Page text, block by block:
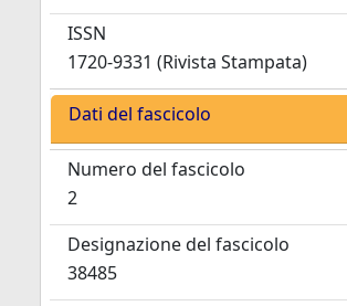
ISSN
1720-9331 (Rivista Stampata)
Dati del fascicolo
Numero del fascicolo
2
Designazione del fascicolo
38485